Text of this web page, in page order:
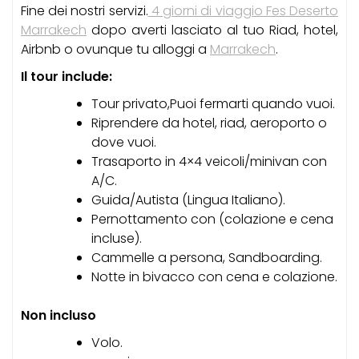
Fine dei nostri servizi. 4 giorni di viaggio Fes Deserto
Marrakech dopo averti lasciato al tuo Riad, hotel,
Airbnb o ovunque tu alloggi a Marrakech.
Il tour include:
Tour privato,Puoi fermarti quando vuoi.
Riprendere da hotel, riad, aeroporto o
dove vuoi.
Trasaporto in 4×4 veicoli/minivan con
A/C.
Guida/Autista (Lingua Italiano).
Pernottamento con (colazione e cena
incluse).
Cammelle a persona, Sandboarding.
Notte in bivacco con cena e colazione.
Non incluso
Volo.